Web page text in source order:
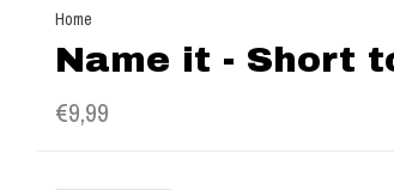
Home
Name it - Short
€9,99